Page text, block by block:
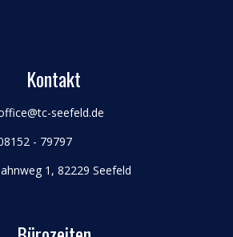
Kontakt
seefeld.de
- 79797
1, 82229 Seefeld